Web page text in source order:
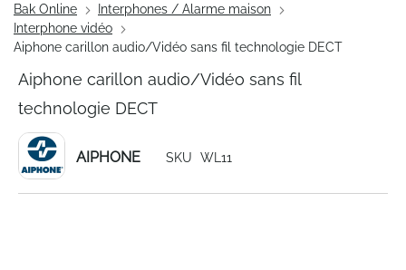
Bak Online
Interphones / Alarme maison
Interphone vidéo
Aiphone carillon audio/Vidéo sans fil technologie DECT
Aiphone carillon audio/Vidéo sans fil
technologie DECT
AIPHONE SKU WL11